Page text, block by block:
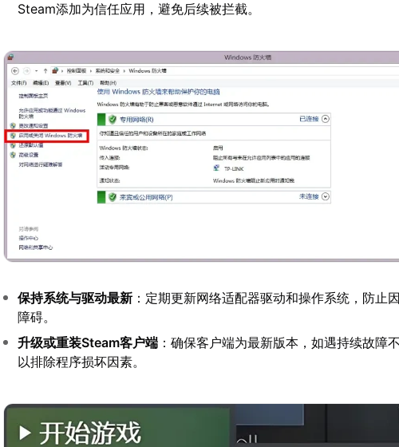
Steam添加为信任应用，避免后续被拦截。
保持系统与驱动最新 ：定期更新网络适配器驱动和操作系统，防止
障碍。
升级或重装Steam客户端 ：确保客户端为最新版本，如遇持续故障
以排除程序损坏因素。